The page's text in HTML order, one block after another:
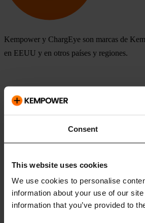
Consent
This website uses cookies
We use cookies to personalise
information about your use of our
information that you’ve provided to
Kempower y ChargEye son marcas de
en EEUU y en otros países y regiones.